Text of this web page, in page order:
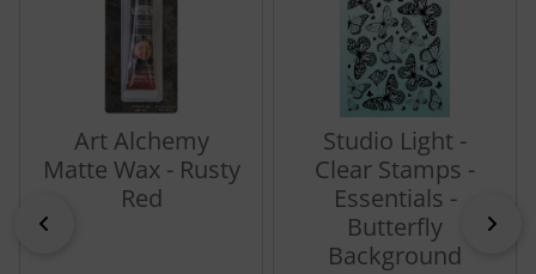
Art Alchemy
Matte Wax - Rusty
Red
Studio Light -
Clear Stamps -
Essentials -
Butterfly
Background